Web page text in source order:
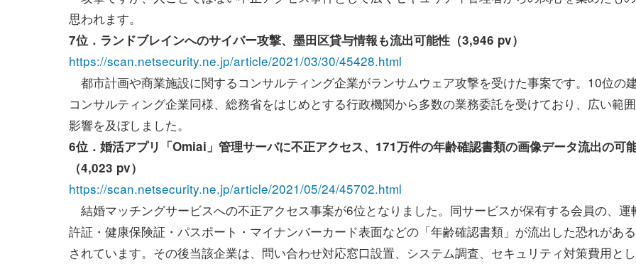
思われます。
7位．ランドブレインへのサイバー攻撃、墨田区貸与情報も流出可能性（3,946 pv）
https://scan.netsecurity.ne.jp/article/2021/03/30/45428.html
都市計画や商業施設に関するコンサルティング企業がランサムウェア攻撃を受けた事案です。10位の
コンサルティング企業同様、総務省をはじめとする行政機関から多数の業務委託を受けており、広い範
影響を及ぼしました。
6位．婚活アプリ「Omiai」管理サーバに不正アクセス、171万件の年齢確認書類の画像データ流出の可
（4,023 pv）
https://scan.netsecurity.ne.jp/article/2021/05/24/45702.html
結婚マッチングサービスへの不正アクセス事案が6位となりました。同サービスが保有する会員の、運
許証・健康保険証・パスポート・マイナンバーカード表面などの「年齢確認書類」が流出した恐れがあ
されています。その後当該企業は、問い合わせ対応窓口設置、システム調査、セキュリティ対策費用と